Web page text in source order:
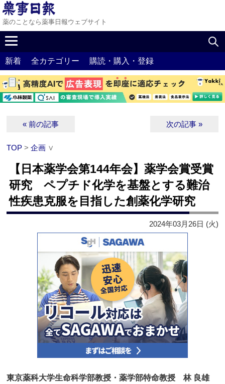
薬のことなら薬事日報ウェブサイト
新着 全カテゴリー 購読・購入・登録
« 前の記事 次の記事 »
TOP >企画 ∨
【日本薬学会第144年会】薬学会賞受賞
研究 ペプチド化学を基盤とする難治
性疾患克服を目指した創薬化学研究
2024年03月26日 (火)
東京薬科大学生命科学部教授・薬学部特命教授 林 良雄